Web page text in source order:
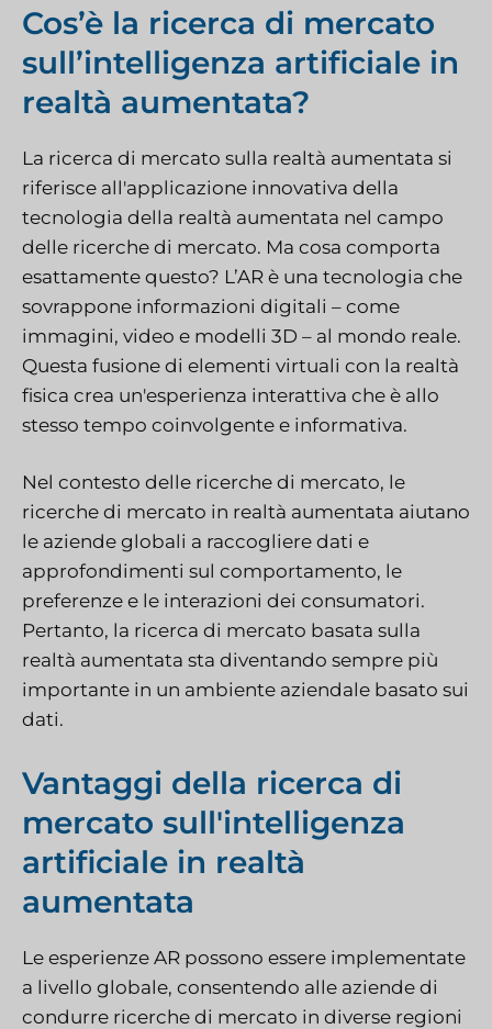
Cos’è la ricerca di mercato
sull’intelligenza artificiale in
realtà aumentata?
La ricerca di mercato sulla realtà aumentata si
riferisce all'applicazione innovativa della
tecnologia della realtà aumentata nel campo
delle ricerche di mercato. Ma cosa comporta
esattamente questo? L’AR è una tecnologia che
sovrappone informazioni digitali – come
immagini, video e modelli 3D – al mondo reale.
Questa fusione di elementi virtuali con la realtà
fisica crea un'esperienza interattiva che è allo
stesso tempo coinvolgente e informativa.
Nel contesto delle ricerche di mercato, le
ricerche di mercato in realtà aumentata aiutano
le aziende globali a raccogliere dati e
approfondimenti sul comportamento, le
preferenze e le interazioni dei consumatori.
Pertanto, la ricerca di mercato basata sulla
realtà aumentata sta diventando sempre più
importante in un ambiente aziendale basato sui
dati.
Vantaggi della ricerca di
mercato sull'intelligenza
artificiale in realtà
aumentata
Le esperienze AR possono essere implementate
a livello globale, consentendo alle aziende di
condurre ricerche di mercato in diverse regioni